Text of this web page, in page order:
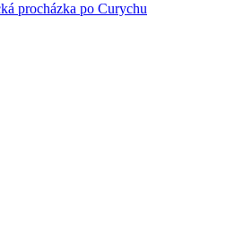
procházka po Curychu